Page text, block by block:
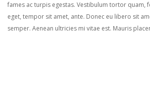
fames ac turpis egestas. Vestibulum tortor quam,
eget, tempor sit amet, ante. Donec eu libero sit
semper. Aenean ultricies mi vitae est. Mauris